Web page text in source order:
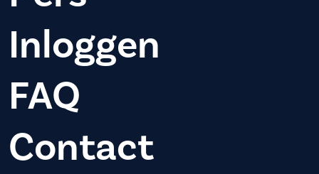
Inloggen
FAQ
Contact